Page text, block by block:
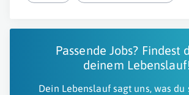
Passende Jobs? Findest
deinem
Dein Lebenslauf sagt uns, was du